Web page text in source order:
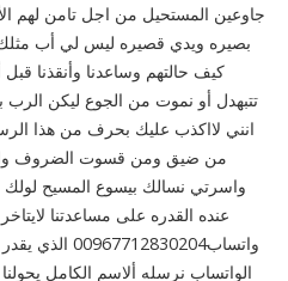
جاوعين المستحيل من اجل تامن لهم
بصيره ويدي قصيره ليس لي أب
كيف حالتهم وساعدنا وأنقذنا
تتبهدل أو نموت من الجوع ليكن الرب
انني لااكذب عليك بحرف من هذا
من ضيق ومن قسوت الضروف
واسرتي نسالك بيسوع المسيح لولك
ﻋﻨﺪﻩ ﺍﻟﻘﺪﺭﻩ ﻋﻠﻰ ﻣﺴﺎﻋﺪﺗﻨﺎ
الواتساب نرسله ألاسم الكامل